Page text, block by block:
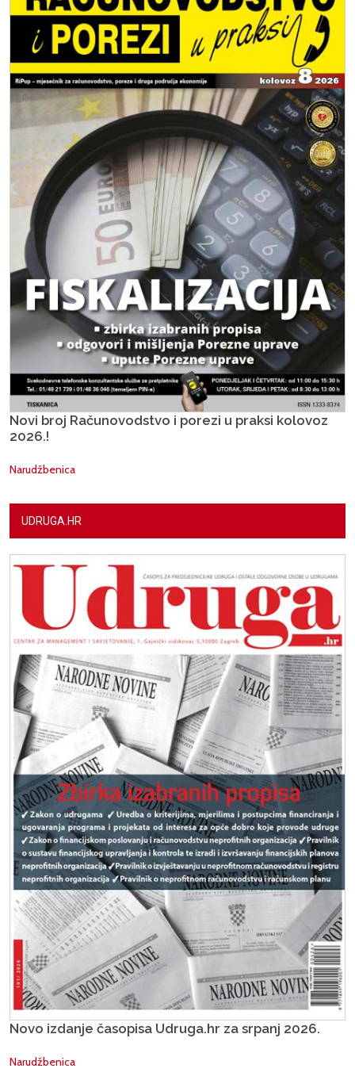
Novi broj Računovodstvo i porezi u praksi kolovoz
2026.!
Narudžbenica
UDRUGA.HR
Novo izdanje časopisa Udruga.hr za srpanj 2026.
Narudžbenica